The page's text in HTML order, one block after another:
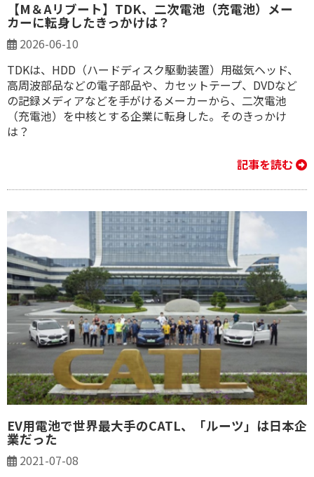
【M＆Aリブート】TDK、二次電池（充電池）メー
カーに転身したきっかけは？
2026-06-10
TDKは、HDD（ハードディスク駆動装置）用磁気ヘッド、
高周波部品などの電子部品や、カセットテープ、DVDなど
の記録メディアなどを手がけるメーカーから、二次電池
（充電池）を中核とする企業に転身した。そのきっかけ
は？
記事を読む
EV用電池で世界最大手のCATL、「ルーツ」は日本企
業だった
2021-07-08